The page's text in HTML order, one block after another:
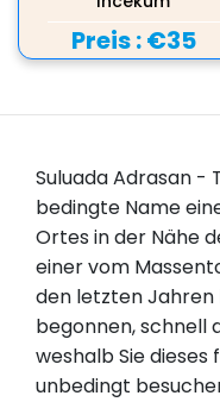
Preis :€35
Suluada Adrasan -
bedingte Name
Ortes in der Nähe
einer vom
den letzten Jahren
begonnen, schnell
weshalb Sie dieses
unbedingt